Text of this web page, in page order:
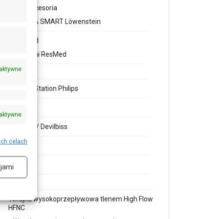
celach
CPAP akcesoria
PRISMA SMART Löwenstein
ResMed
AirMini ResMed
DreamStation Philips
Sefam / Devilbiss
Filtry
Terapia wysokoprzepływowa tlenem High Flow
HFNC